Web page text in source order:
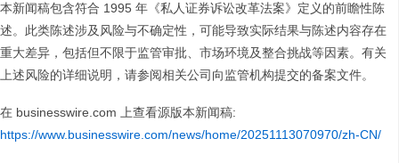
本新闻稿包含符合 1995 年《私人证券诉讼改革法案》定义的前瞻性陈
述。此类陈述涉及风险与不确定性，可能导致实际结果与陈述内容存在
重大差异，包括但不限于监管审批、市场环境及整合挑战等因素。有关
上述风险的详细说明，请参阅相关公司向监管机构提交的备案文件。
在 businesswire.com 上查看源版本新闻稿:
https://www.businesswire.com/news/home/20251113070970/zh-CN/